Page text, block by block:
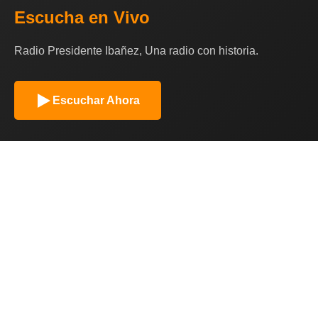
Escucha en Vivo
Radio Presidente Ibañez, Una radio con historia.
Escuchar Ahora